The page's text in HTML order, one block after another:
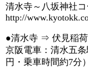
清水寺～八坂神社コ
http://
●清水寺 ⇒ 伏見稲
京阪電車：清水五
円・乗車時間約7分）